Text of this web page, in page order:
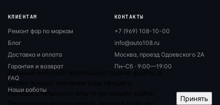
КЛИЕНТАМ
Ремонт фар по маркам
Блог
Доставка и оплата
Гарантия и возврат
FAQ
Наши работы
КОНТАКТЫ
+7 (969) 108-10-00
info@auto108.ru
Москва, проезд Одоевского 2А
Пн–Сб · 9:00—19:00
Данный веб-сайт использует cookie-файлы в
целях предоставления вам лучшего
пользовательского опыта на нашем сайте.
Принять